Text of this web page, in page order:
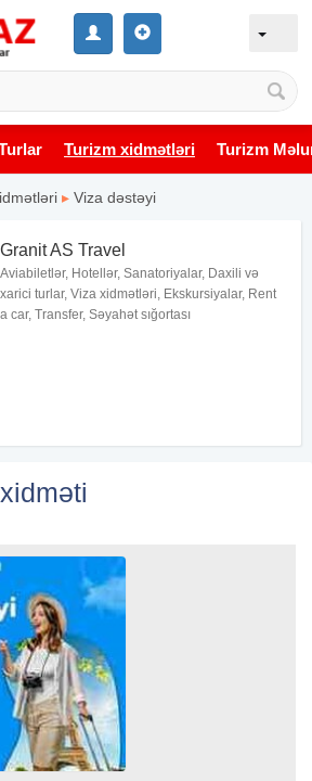
Turizm xidmətləri Turizm
▸ Viza dəstəyi
Granit AS Travel
Aviabiletlər, Hotellər, Sanatoriyalar, Daxili və
xarici turlar, Viza xidmətləri, Ekskursiyalar, Rent
a car, Transfer, Səyahət sığortası